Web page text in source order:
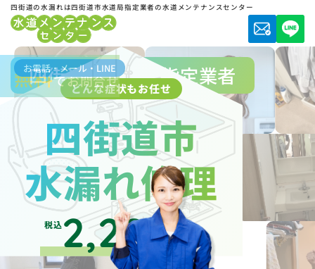
四街道の水漏れは四街道市水道局指定業者の水道メンテナンスセンター
四街道市水道局指定業者
どんな症状もお任せ
四街道市
水漏れ修理
税込2,200円～
お電話・メール・LINE
無料でお問合せ